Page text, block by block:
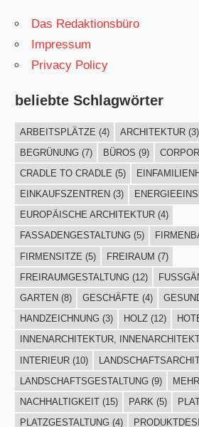
Das Redaktionsbüro
Impressum
Privacy Policy
beliebte Schlagwörter
ARBEITSPLÄTZE (4) ARCHITEKTUR(3)
BEGRÜNUNG(7) BÜROS (9)
CRADLE TO CRADLE (5)
EINKAUFSZENTREN (3)
EUROPÄISCHE ARCHITEKTUR(4)
FASSADENGESTALTUNG(5)
FIRMENSITZE (5) FREIRAUM (7)
FREIRAUMGESTALTUNG(12)
GARTEN (8) GESCHÄFTE (4)
HANDZEICHNUNG(3) HOLZ(12)
INNENARCHITEKTUR,
INTERIEUR(10)
LANDSCHAFTSGESTALTUNG(9)
NACHHALTIGKEIT(15) PARK (5)
PLATZGESTALTUNG(4)